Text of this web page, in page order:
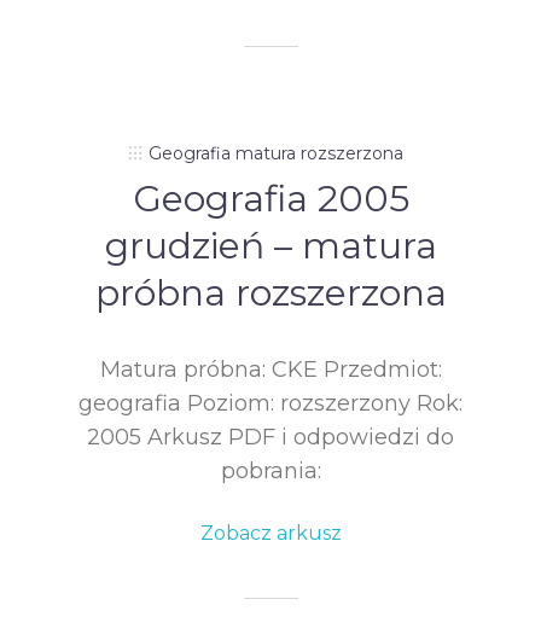
Geografia matura rozszerzona
Geografia 2005
grudzień – matura
próbna rozszerzona
Matura próbna: CKE Przedmiot:
geografia Poziom: rozszerzony Rok:
2005 Arkusz PDF i odpowiedzi do
pobrania:
Zobacz arkusz